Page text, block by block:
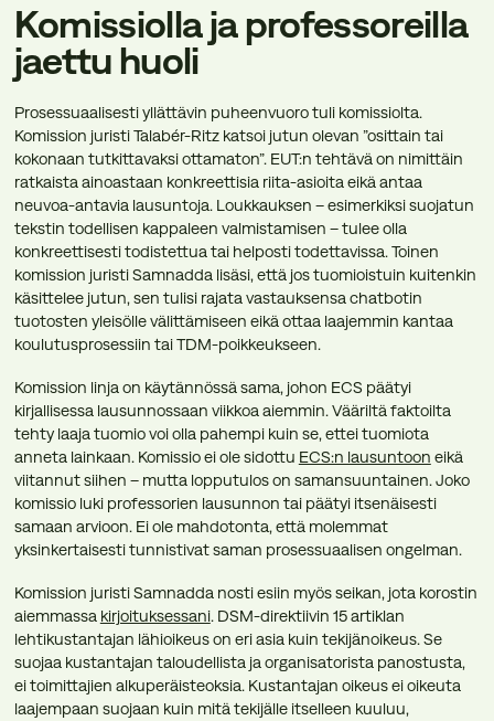
Komissiolla ja professoreilla
jaettu huoli
Prosessuaalisesti yllättävin puheenvuoro tuli komissiolta.
Komission juristi Talabér-Ritz katsoi jutun olevan ”osittain tai
kokonaan tutkittavaksi ottamaton”. EUT:n tehtävä on nimittäin
ratkaista ainoastaan konkreettisia riita-asioita eikä antaa
neuvoa-antavia lausuntoja. Loukkauksen – esimerkiksi suojatun
tekstin todellisen kappaleen valmistamisen – tulee olla
konkreettisesti todistettua tai helposti todettavissa. Toinen
komission juristi Samnadda lisäsi, että jos tuomioistuin kuitenkin
käsittelee jutun, sen tulisi rajata vastauksensa chatbotin
tuotosten yleisölle välittämiseen eikä ottaa laajemmin kantaa
koulutusprosessiin tai TDM-poikkeukseen.
Komission linja on käytännössä sama, johon ECS päätyi
kirjallisessa lausunnossaan viikkoa aiemmin. Vääriltä faktoilta
tehty laaja tuomio voi olla pahempi kuin se, ettei tuomiota
anneta lainkaan. Komissio ei ole sidottu ECS:n lausuntoon eikä
viitannut siihen – mutta lopputulos on samansuuntainen. Joko
komissio luki professorien lausunnon tai päätyi itsenäisesti
samaan arvioon. Ei ole mahdotonta, että molemmat
yksinkertaisesti tunnistivat saman prosessuaalisen ongelman.
Komission juristi Samnadda nosti esiin myös seikan, jota korostin
aiemmassa kirjoituksessani. DSM-direktiivin 15 artiklan
lehtikustantajan lähioikeus on eri asia kuin tekijänoikeus. Se
suojaa kustantajan taloudellista ja organisatorista panostusta,
ei toimittajien alkuperäisteoksia. Kustantajan oikeus ei oikeuta
laajempaan suojaan kuin mitä tekijälle itselleen kuuluu,